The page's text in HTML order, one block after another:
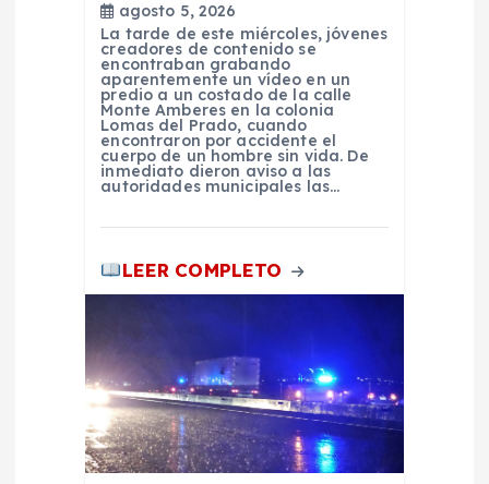
agosto 5, 2026
La tarde de este miércoles, jóvenes
creadores de contenido se
encontraban grabando
aparentemente un vídeo en un
predio a un costado de la calle
Monte Amberes en la colonia
Lomas del Prado, cuando
encontraron por accidente el
cuerpo de un hombre sin vida. De
inmediato dieron aviso a las
autoridades municipales las…
LEER COMPLETO